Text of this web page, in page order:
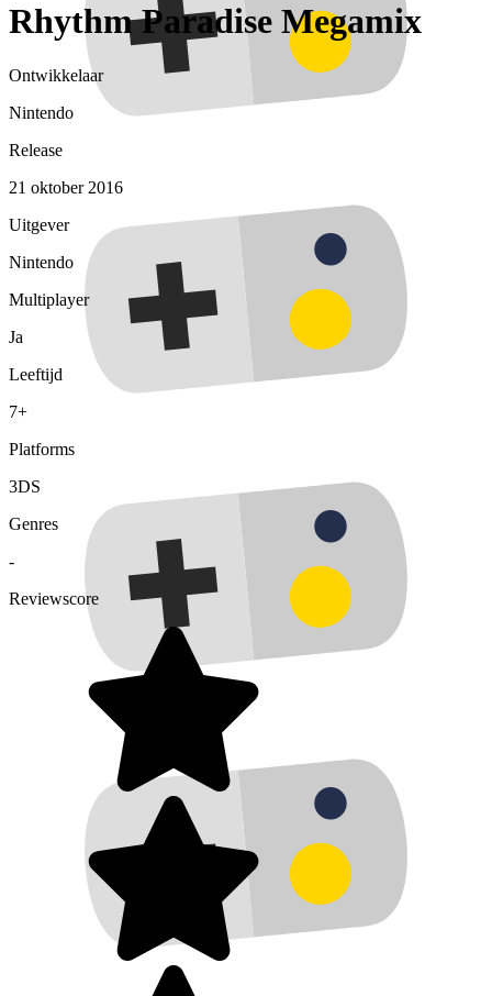
Rhythm Paradise Megamix
Ontwikkelaar
Nintendo
Release
21 oktober 2016
Uitgever
Nintendo
Multiplayer
Ja
Leeftijd
7+
Platforms
3DS
Genres
-
Reviewscore